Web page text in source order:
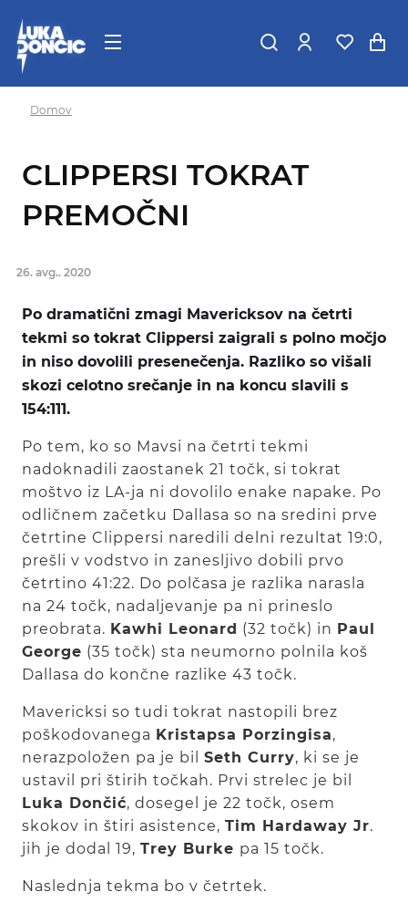
CLIPPERSI TOKRAT
PREMOČNI
26. avg.. 2020
Po dramatični zmagi Mavericksov na četrti
tekmi so tokrat Clippersi zaigrali s polno močjo
in niso dovolili presenečenja. Razliko so višali
skozi celotno srečanje in na koncu slavili s
154:111.
Po tem, ko so Mavsi na četrti tekmi
nadoknadili zaostanek 21 točk, si tokrat
moštvo iz LA-ja ni dovolilo enake napake. Po
odličnem začetku Dallasa so na sredini prve
četrtine Clippersi naredili delni rezultat 19:0,
prešli v vodstvo in zanesljivo dobili prvo
četrtino 41:22. Do polčasa je razlika narasla
na 24 točk, nadaljevanje pa ni prineslo
preobrata. Kawhi Leonard (32 točk) in Paul
George (35 točk) sta neumorno polnila koš
Dallasa do končne razlike 43 točk.
Mavericksi so tudi tokrat nastopili brez
poškodovanega Kristapsa Porzingisa,
nerazpoložen pa je bil Seth Curry, ki se je
ustavil pri štirih točkah. Prvi strelec je bil
Luka Dončić, dosegel je 22 točk, osem
skokov in štiri asistence, Tim Hardaway Jr.
jih je dodal 19, Trey Burke pa 15 točk.
Naslednja tekma bo v četrtek.
Domov